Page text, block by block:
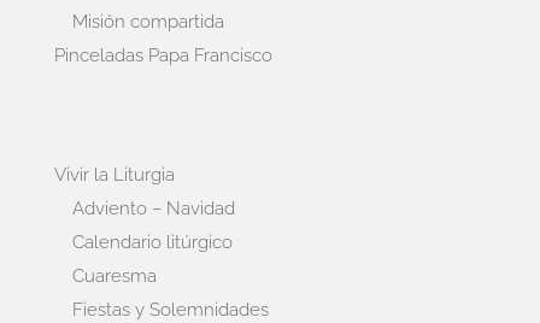
Misión compartida
Pinceladas Papa Francisco
Vivir la Liturgia
Adviento – Navidad
Calendario litúrgico
Cuaresma
Fiestas y Solemnidades